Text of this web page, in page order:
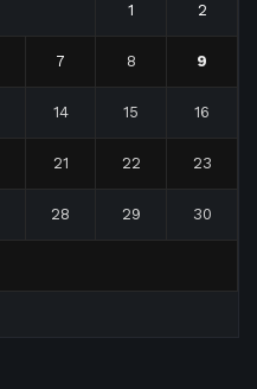
1 2
7 8 9
14 15 16
21 22 23
28 29 30